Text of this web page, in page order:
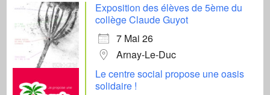
Exposition des élèves de 5ème du
collège Claude Guyot
7 Mai 26
Arnay-Le-Duc
Le centre social propose une oasis
solidaire !